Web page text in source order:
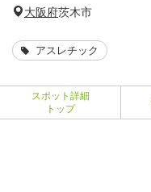
大阪府茨木市
アスレチック
スポット詳細
トップ